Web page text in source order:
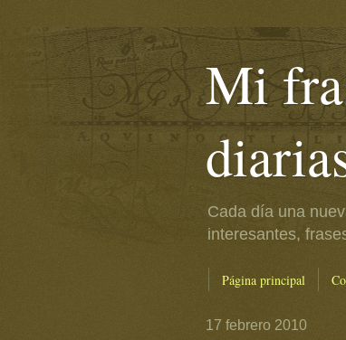
Mi
Cada día una
interesantes,
Página principal
17 febrero 2010